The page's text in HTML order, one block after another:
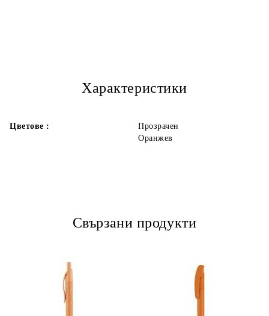
Характеристики
Цветове :
Прозрачен
Оранжев
Свързани продукти